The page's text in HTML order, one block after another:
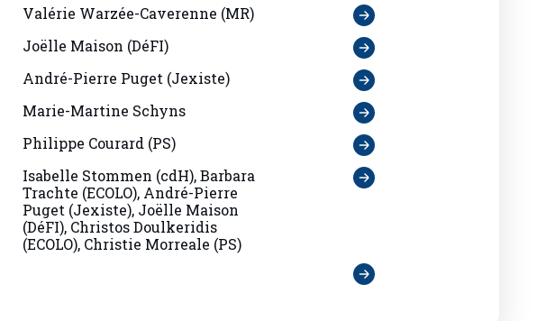
Valérie Warzée-Caverenne (MR)
Joëlle Maison (DéFI)
André-Pierre Puget (Jexiste)
Marie-Martine Schyns
Philippe Courard (PS)
Isabelle Stommen (cdH), Barbara
Trachte (ECOLO), André-Pierre
Puget (Jexiste), Joëlle Maison
(DéFI), Christos Doulkeridis
(ECOLO), Christie Morreale (PS)